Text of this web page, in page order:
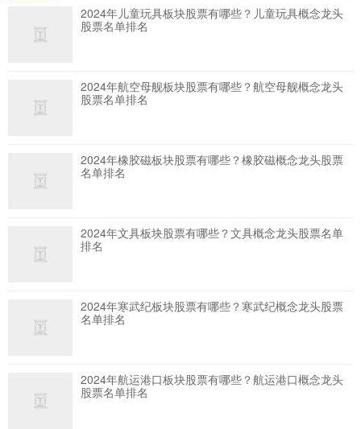
2024年儿童玩具板块股票有哪些？儿童玩具概念龙头
股票名单排名
2024年航空母舰板块股票有哪些？航空母舰概念龙头
股票名单排名
2024年橡胶磁板块股票有哪些？橡胶磁概念龙头股票
名单排名
2024年文具板块股票有哪些？文具概念龙头股票名单
排名
2024年寒武纪板块股票有哪些？寒武纪概念龙头股票
名单排名
2024年航运港口板块股票有哪些？航运港口概念龙头
股票名单排名